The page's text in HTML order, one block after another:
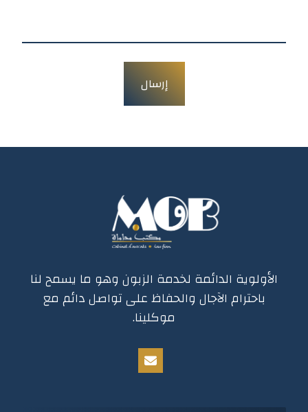
إرسال
الأولوية الدائمة لخدمة الزبون وهو ما يسمح لنا
باحترام الآجال والحفاظ على تواصل دائم مع
موكلينا.